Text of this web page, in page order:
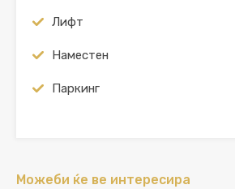
Лифт
Наместен
Паркинг
Можеби ќе ве интересира